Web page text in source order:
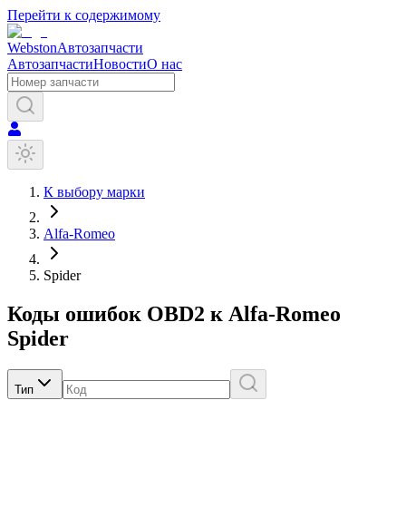
Перейти к содержимому
WebstonАвтозапчасти
АвтозапчастиНовостиО нас
К выбору марки
Alfa-Romeo
Spider
Коды ошибок OBD2 к Alfa-Romeo
Spider
Тип